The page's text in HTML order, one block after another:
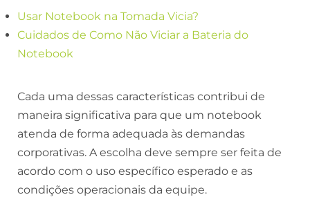
Usar Notebook na Tomada Vicia?
Cuidados de Como Não Viciar a Bateria do
Notebook
Cada uma dessas características contribui de
maneira significativa para que um notebook
atenda de forma adequada às demandas
corporativas. A escolha deve sempre ser feita de
acordo com o uso específico esperado e as
condições operacionais da equipe.